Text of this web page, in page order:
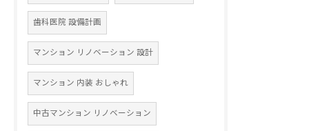
歯科医院 設備計画
マンション リノベーション 設計
マンション 内装 おしゃれ
中古マンション リノベーション